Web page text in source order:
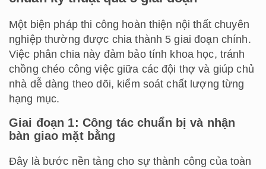
Một biện pháp thi công hoàn thiện nội thất chuyên
nghiệp thường được chia thành 5 giai đoạn chính.
Việc phân chia này đảm bảo tính khoa học, tránh
chồng chéo công việc giữa các đội thợ và giúp chủ
nhà dễ dàng theo dõi, kiểm soát chất lượng từng
hạng mục.
Giai đoạn 1: Công tác chuẩn bị và nhận
bàn giao mặt bằng
Đây là bước nền tảng cho sự thành công của toàn